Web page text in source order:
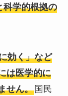
科学的根拠の
効く」など
は医学的に
せん。国民